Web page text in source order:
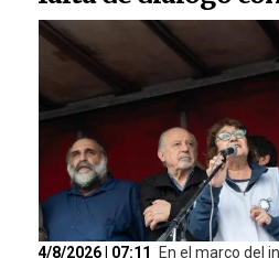
4/8/2026 | 07:11
En el marco del